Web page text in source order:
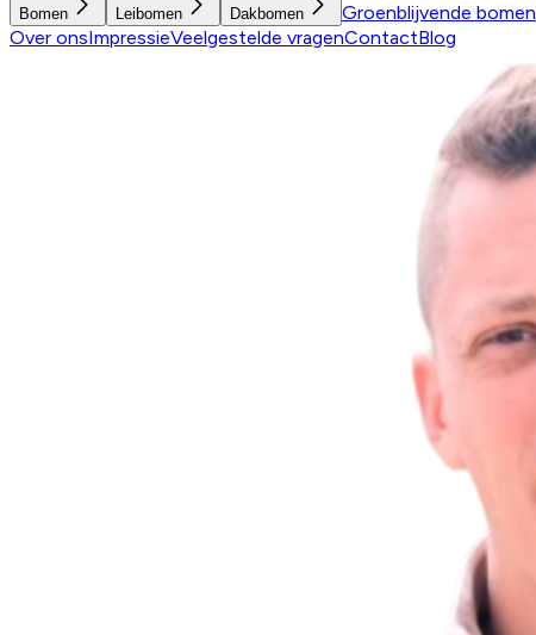
Bomen Leibomen Dakbomen Groenblijvende bomen
Over onsImpressieVeelgestelde vragenContactBlog